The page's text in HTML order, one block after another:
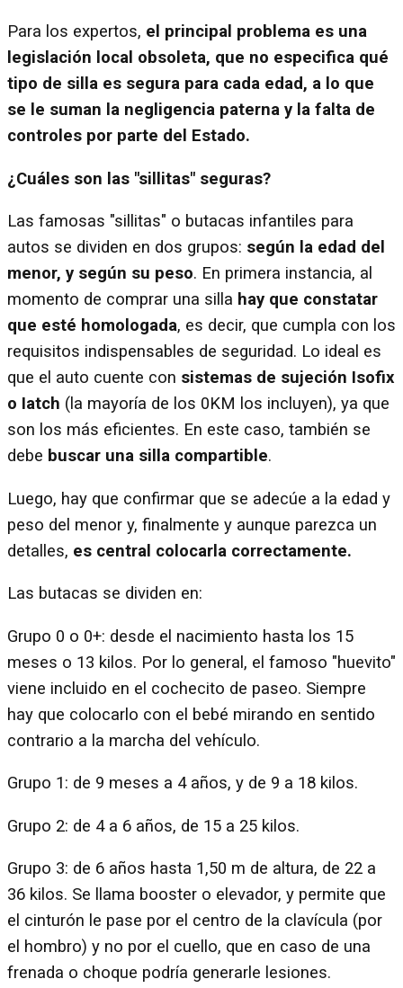
Para los expertos, el principal problema es una
legislación local obsoleta, que no especifica qué
tipo de silla es segura para cada edad, a lo que
se le suman la negligencia paterna y la falta de
controles por parte del Estado.
¿Cuáles son las "sillitas" seguras?
Las famosas "sillitas" o butacas infantiles para
autos se dividen en dos grupos: según la edad del
menor, y según su peso. En primera instancia, al
momento de comprar una silla hay que constatar
que esté homologada, es decir, que cumpla con los
requisitos indispensables de seguridad. Lo ideal es
que el auto cuente con sistemas de sujeción Isofix
o Iatch (la mayoría de los 0KM los incluyen), ya que
son los más eficientes. En este caso, también se
debe buscar una silla compartible.
Luego, hay que confirmar que se adecúe a la edad y
peso del menor y, finalmente y aunque parezca un
detalles, es central colocarla correctamente.
Las butacas se dividen en:
Grupo 0 o 0+: desde el nacimiento hasta los 15
meses o 13 kilos. Por lo general, el famoso "huevito"
viene incluido en el cochecito de paseo. Siempre
hay que colocarlo con el bebé mirando en sentido
contrario a la marcha del vehículo.
Grupo 1: de 9 meses a 4 años, y de 9 a 18 kilos.
Grupo 2: de 4 a 6 años, de 15 a 25 kilos.
Grupo 3: de 6 años hasta 1,50 m de altura, de 22 a
36 kilos. Se llama booster o elevador, y permite que
el cinturón le pase por el centro de la clavícula (por
el hombro) y no por el cuello, que en caso de una
frenada o choque podría generarle lesiones.